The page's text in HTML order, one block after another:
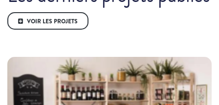
VOIR LES PROJETS